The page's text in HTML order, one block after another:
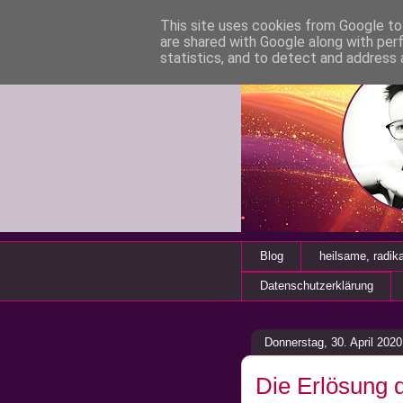
Blog heilsame,
Datenschutzerklärung
Donnerstag, 30. April 2020
Die Erlösung
This site uses cookies from Google
are shared with Google along with
statistics, and to detect and address